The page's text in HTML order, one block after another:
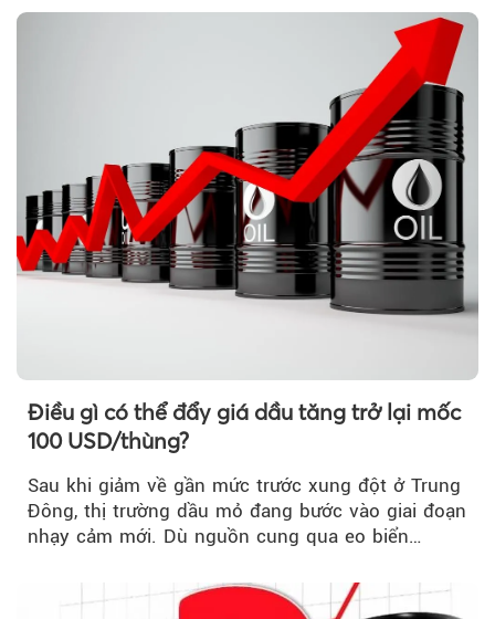
Điều gì có thể đẩy giá dầu tăng trở lại mốc
100 USD/thùng?
Sau khi giảm về gần mức trước xung đột ở Trung
Đông, thị trường dầu mỏ đang bước vào giai đoạn
nhạy cảm mới. Dù nguồn cung qua eo biển